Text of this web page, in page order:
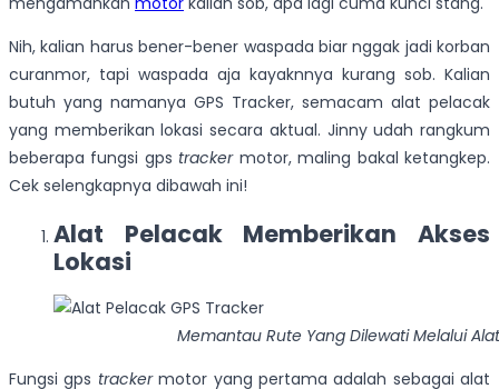
Nih, kalian harus bener-bener waspada biar nggak jadi korban
curanmor, tapi waspada aja kayaknnya kurang sob. Kalian
butuh yang namanya GPS Tracker, semacam alat pelacak
yang memberikan lokasi secara aktual. Jinny udah rangkum
beberapa fungsi gps trackermotor, maling bakal ketangkep.
Cek selengkapnya dibawah ini!
Alat Pelacak Memberikan Akses
Lokasi
Memantau Rute Yang Dilewati Melalui
Fungsi gps trackermotor yang pertama adalah sebagai alat